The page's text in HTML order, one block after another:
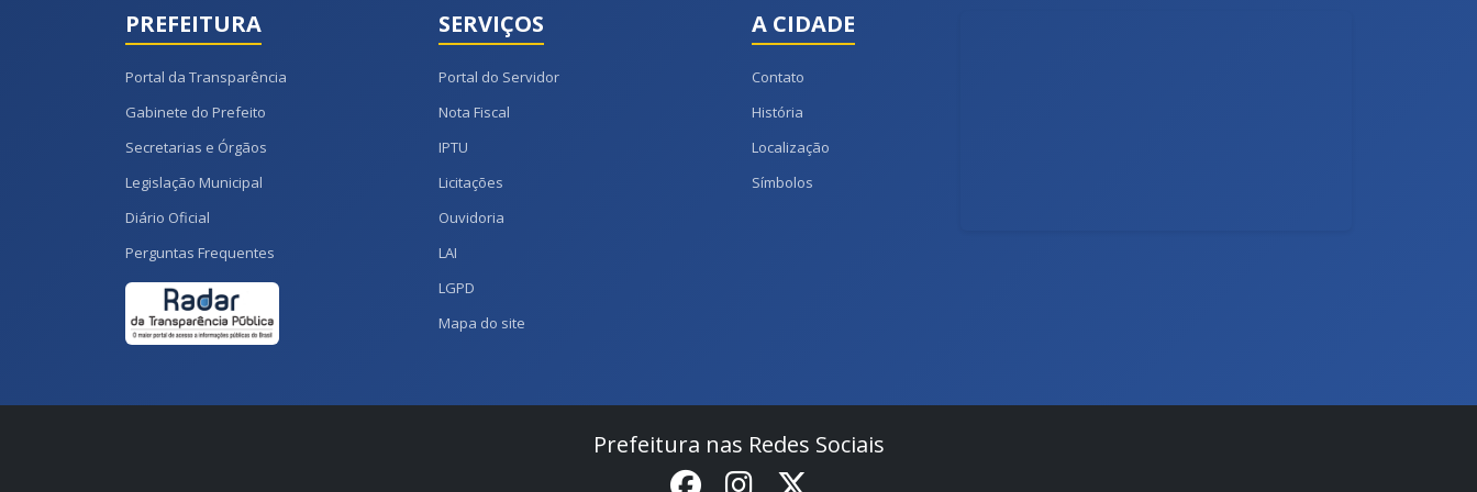
PREFEITURA
Portal da Transparência
Gabinete do Prefeito
Secretarias e Órgãos
Legislação Municipal
Diário Oficial
Perguntas Frequentes
SERVIÇOS
Portal do Servidor
Nota Fiscal
IPTU
Licitações
Ouvidoria
LAI
LGPD
Mapa do site
A CIDADE
Contato
História
Localização
Símbolos
Prefeitura nas Redes Sociais